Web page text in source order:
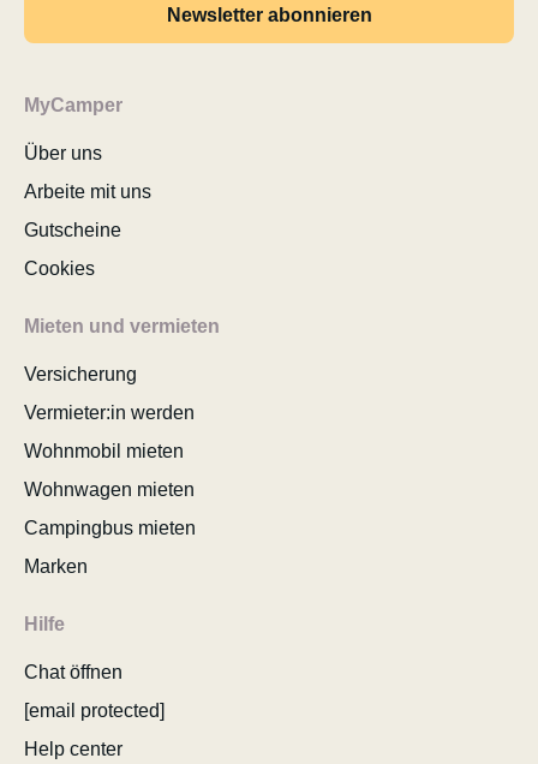
Newsletter abonnieren
MyCamper
Über uns
Arbeite mit uns
Gutscheine
Cookies
Mieten und vermieten
Versicherung
Vermieter:in werden
Wohnmobil mieten
Wohnwagen mieten
Campingbus mieten
Marken
Hilfe
Chat öffnen
[email protected]
Help center